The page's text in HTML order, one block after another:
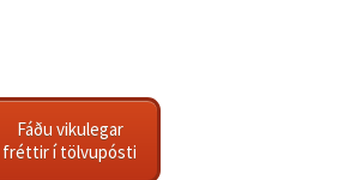
Fáðu vikulegar
fréttir í tölvupósti